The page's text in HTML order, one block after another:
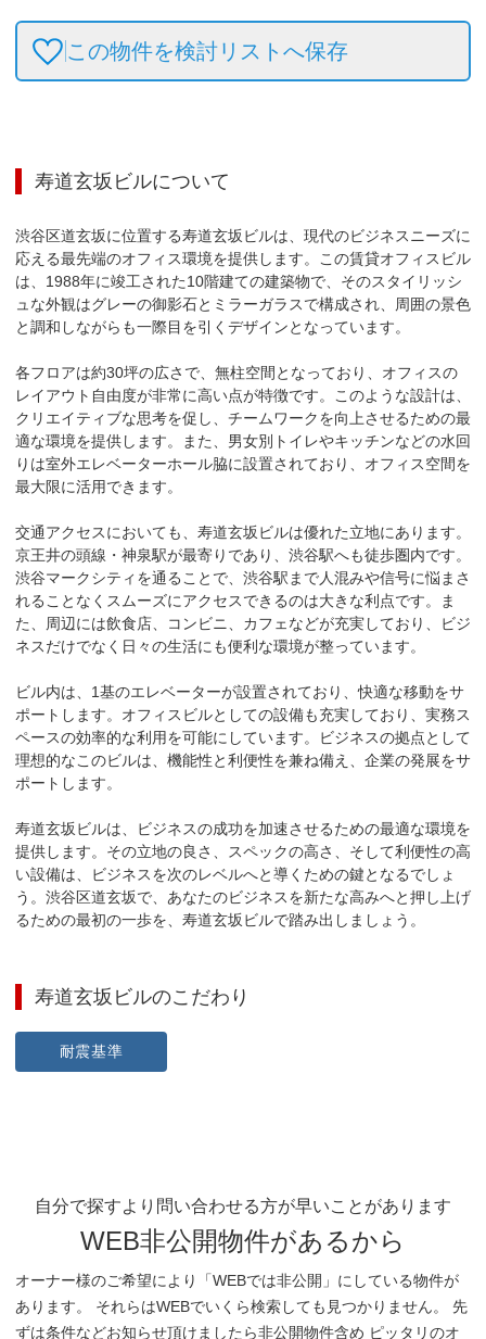
この物件を検討リストへ保存
寿道玄坂ビルについて
渋谷区道玄坂に位置する寿道玄坂ビルは、現代のビジネスニーズに
応える最先端のオフィス環境を提供します。この賃貸オフィスビル
は、1988年に竣工された10階建ての建築物で、そのスタイリッシ
ュな外観はグレーの御影石とミラーガラスで構成され、周囲の景色
と調和しながらも一際目を引くデザインとなっています。
各フロアは約30坪の広さで、無柱空間となっており、オフィスの
レイアウト自由度が非常に高い点が特徴です。このような設計は、
クリエイティブな思考を促し、チームワークを向上させるための最
適な環境を提供します。また、男女別トイレやキッチンなどの水回
りは室外エレベーターホール脇に設置されており、オフィス空間を
最大限に活用できます。
交通アクセスにおいても、寿道玄坂ビルは優れた立地にあります。
京王井の頭線・神泉駅が最寄りであり、渋谷駅へも徒歩圏内です。
渋谷マークシティを通ることで、渋谷駅まで人混みや信号に悩まさ
れることなくスムーズにアクセスできるのは大きな利点です。ま
た、周辺には飲食店、コンビニ、カフェなどが充実しており、ビジ
ネスだけでなく日々の生活にも便利な環境が整っています。
ビル内は、1基のエレベーターが設置されており、快適な移動をサ
ポートします。オフィスビルとしての設備も充実しており、実務ス
ペースの効率的な利用を可能にしています。ビジネスの拠点として
理想的なこのビルは、機能性と利便性を兼ね備え、企業の発展をサ
ポートします。
寿道玄坂ビルは、ビジネスの成功を加速させるための最適な環境を
提供します。その立地の良さ、スペックの高さ、そして利便性の高
い設備は、ビジネスを次のレベルへと導くための鍵となるでしょ
う。渋谷区道玄坂で、あなたのビジネスを新たな高みへと押し上げ
るための最初の一歩を、寿道玄坂ビルで踏み出しましょう。
寿道玄坂ビルのこだわり
耐震基準
自分で探すより問い合わせる方が早いことがあります
WEB非公開物件があるから
オーナー様のご希望により「WEBでは非公開」にしている物件が
あります。 それらはWEBでいくら検索しても見つかりません。 先
ずは条件などお知らせ頂けましたら非公開物件含め ピッタリのオ